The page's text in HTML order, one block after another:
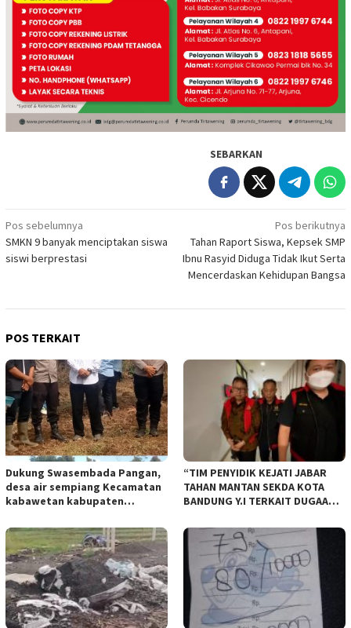
SEBARKAN
Navigasi
pos
Pos sebelumnya
SMKN 9 banyak menciptakan siswa
siswi berprestasi
Pos berikutnya
Tahan Raport Siswa, Kepsek SMP
Ibnu Rasyid Diduga Tidak Ikut Serta
Mencerdaskan Kehidupan Bangsa
POS TERKAIT
Dukung Swasembada Pangan,
desa air sempiang Kecamatan
kabawetan kabupaten
28 mei 2025
“TIM PENYIDIK KEJATI JABAR
TAHAN MANTAN SEKDA KOTA
BANDUNG Y.I TERKAIT DUGAAN
BANDUNG”.